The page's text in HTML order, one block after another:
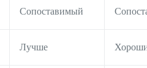
Сопоставимый
Лучше